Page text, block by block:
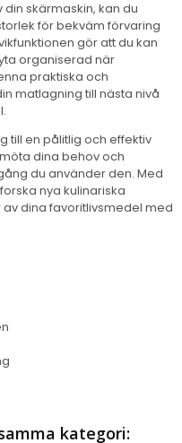
skärmaskin, kan du
för bekväm förvaring
gör att du kan
organiserad när
praktiska och
matlagning till nästa nivå
till en pålitlig och effektiv
dina behov och
du använder den. Med
nya kulinariska
dina favoritlivsmedel med
kategori: